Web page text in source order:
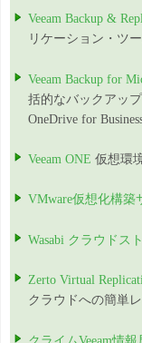
Veeam Backup &
リケーション・ツ
Veeam Backup for
括的なバックアップ
OneDrive for
Veeam ONE 仮想環
VMware仮想化構築
Wasabi クラウドス
Zerto Virtual
クラウドへの簡単